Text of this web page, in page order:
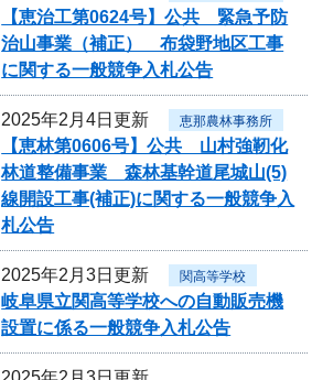
【恵治工第0624号】公共 緊急予防
治山事業（補正） 布袋野地区工事
に関する一般競争入札公告
2025年2月4日更新 恵那農林事務所
【恵林第0606号】公共 山村強靭化
林道整備事業 森林基幹道尾城山(5)
線開設工事(補正)に関する一般競争入
札公告
2025年2月3日更新 関高等学校
岐阜県立関高等学校への自動販売機
設置に係る一般競争入札公告